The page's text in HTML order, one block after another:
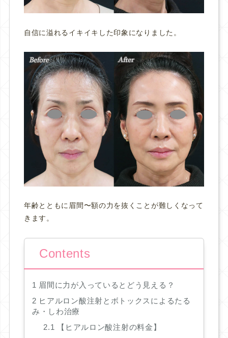
自信に溢れるイキイキした印象になりました。
年齢とともに眉間〜額の力を抜くことが難しくなって
きます。
Contents
1 眉間に力が入っているとどう見える？
2 ヒアルロン酸注射とボトックスによるたる
み・しわ治療
2.1 【ヒアルロン酸注射の料金】